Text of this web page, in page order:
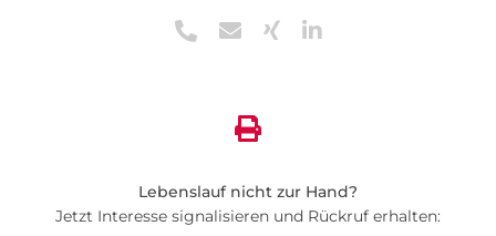
Lebenslauf nicht zur Hand?
Jetzt Interesse signalisieren und Rückruf erhalten: